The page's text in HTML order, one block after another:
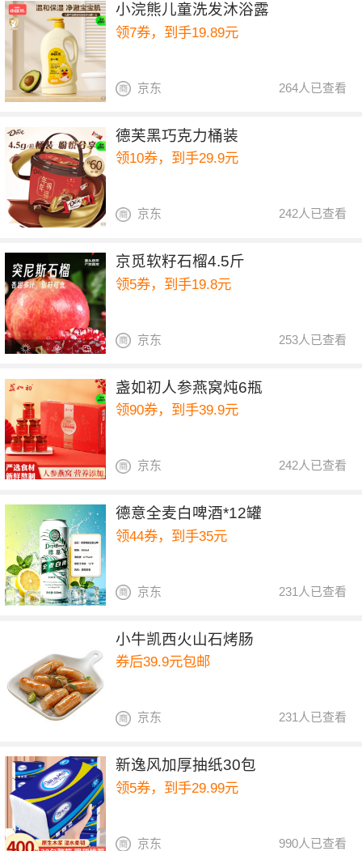
小浣熊儿童洗发沐浴露
领7券，到手19.89元
264人已查看
京东
德芙黑巧克力桶装
领10券，到手29.9元
242人已查看
京东
京觅软籽石榴4.5斤
领5券，到手19.8元
253人已查看
京东
盏如初人参燕窝炖6瓶
领90券，到手39.9元
242人已查看
京东
德意全麦白啤酒*12罐
领44券，到手35元
231人已查看
京东
小牛凯西火山石烤肠
券后39.9元包邮
231人已查看
京东
新逸风加厚抽纸30包
领5券，到手29.99元
990人已查看
京东